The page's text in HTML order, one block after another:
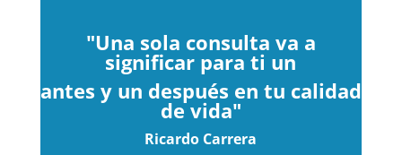
"Una sola consulta va a
significar para ti un
antes y un después en tu calidad
de vida"
Ricardo Carrera